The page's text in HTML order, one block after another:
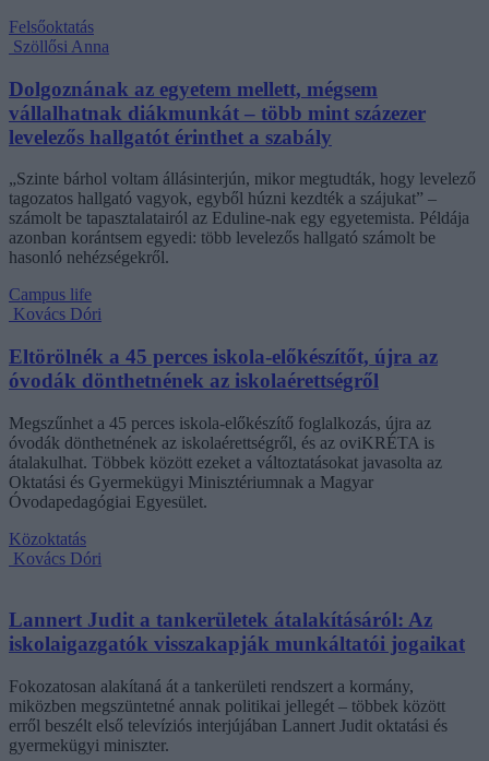
Felsőoktatás
Szöllősi Anna
Dolgoznának az egyetem mellett, mégsem
vállalhatnak diákmunkát – több mint százezer
levelezős hallgatót érinthet a szabály
„Szinte bárhol voltam állásinterjún, mikor megtudták, hogy levelező
tagozatos hallgató vagyok, egyből húzni kezdték a szájukat” –
számolt be tapasztalatairól az Eduline-nak egy egyetemista. Példája
azonban korántsem egyedi: több levelezős hallgató számolt be
hasonló nehézségekről.
Campus life
Kovács Dóri
Eltörölnék a 45 perces iskola-előkészítőt, újra az
óvodák dönthetnének az iskolaérettségről
Megszűnhet a 45 perces iskola-előkészítő foglalkozás, újra az
óvodák dönthetnének az iskolaérettségről, és az oviKRÉTA is
átalakulhat. Többek között ezeket a változtatásokat javasolta az
Oktatási és Gyermekügyi Minisztériumnak a Magyar
Óvodapedagógiai Egyesület.
Közoktatás
Kovács Dóri
Lannert Judit a tankerületek átalakításáról: Az
iskolaigazgatók visszakapják munkáltatói jogaikat
Fokozatosan alakítaná át a tankerületi rendszert a kormány,
miközben megszüntetné annak politikai jellegét – többek között
erről beszélt első televíziós interjújában Lannert Judit oktatási és
gyermekügyi miniszter.